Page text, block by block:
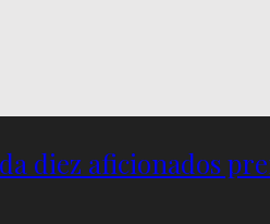
diez aficionados